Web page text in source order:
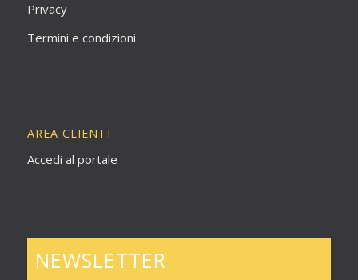
Privacy
Termini e condizioni
AREA CLIENTI
Accedi al portale
NEWSLETTER